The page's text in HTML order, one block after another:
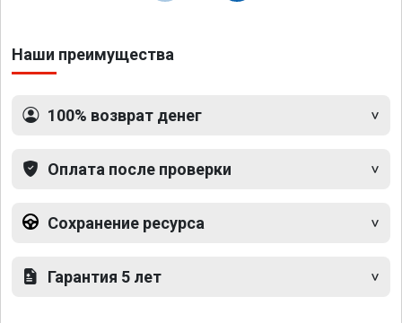
Наши преимущества
100% возврат денег
Оплата после проверки
Сохранение ресурса
Гарантия 5 лет